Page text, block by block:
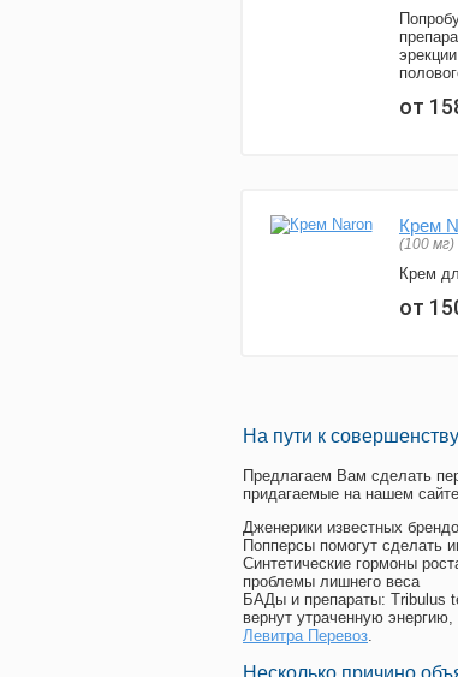
от
Крем
(100 мг)
Крем
от
На пути к
Предлагаем Вам сделать
придагаемые на нашем
Дженерики известных
Попперсы помогут сделать
Синтетические гормоны
проблемы лишнего веса
БАДы и препараты: Tribulus
вернут утраченную
Левитра Перевоз.